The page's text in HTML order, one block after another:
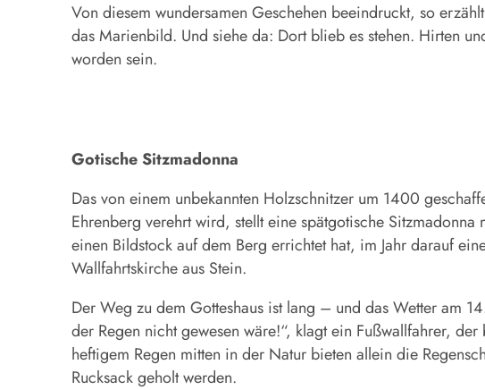
Von diesem wundersamen Geschehen beeindruckt, so
das Marienbild. Und siehe da: Dort blieb es stehen. Hirten
worden sein.
Gotische Sitzmadonna
Das von einem unbekannten Holzschnitzer um 1400
Ehrenberg verehrt wird, stellt eine spätgotische Sitzmadonna
einen Bildstock auf dem Berg errichtet hat, im Jahr darauf
Wallfahrtskirche aus Stein.
Der Weg zu dem Gotteshaus ist lang – und das Wetter am
der Regen nicht gewesen wäre!“, klagt ein Fußwallfahrer,
heftigem Regen mitten in der Natur bieten allein die
Rucksack geholt werden.